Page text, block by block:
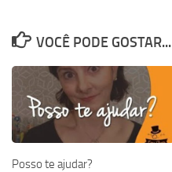
VOCÊ PODE GOSTAR...
Posso te ajudar?